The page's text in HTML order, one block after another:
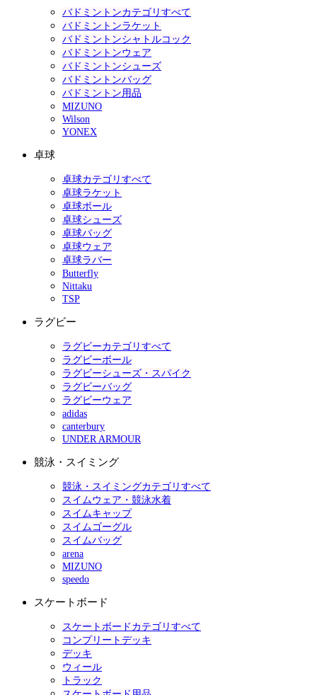
バドミントンカテゴリすべて
バドミントンラケット
バドミントンシャトルコック
バドミントンウェア
バドミントンシューズ
バドミントンバッグ
バドミントン用品
MIZUNO
Wilson
YONEX
卓球
卓球カテゴリすべて
卓球ラケット
卓球ボール
卓球シューズ
卓球バッグ
卓球ウェア
卓球ラバー
Butterfly
Nittaku
TSP
ラグビー
ラグビーカテゴリすべて
ラグビーボール
ラグビーシューズ・スパイク
ラグビーバッグ
ラグビーウェア
adidas
canterbury
UNDER ARMOUR
競泳・スイミング
競泳・スイミングカテゴリすべて
スイムウェア・競泳水着
スイムキャップ
スイムゴーグル
スイムバッグ
arena
MIZUNO
speedo
スケートボード
スケートボードカテゴリすべて
コンプリートデッキ
デッキ
ウィール
トラック